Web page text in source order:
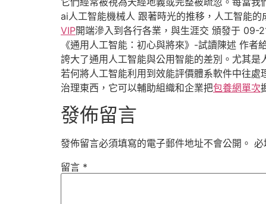
ai人工智能機械人 跟著時光的推移，人工智能的
VIP開端滲入到各行各業，與生涯交 頒發于 09-
《通用人工智能：初心與將來》-試讀陳述 作
誇大了通用人工智能與公用智能的差別。尤其
若何將人工智能利用到效能評價體系軟件中往
治理東西，它可以輔助組織和企業把包養網單次
發佈留言
發佈留言必須填寫的電子郵件地址不會公開。 必
留言 *